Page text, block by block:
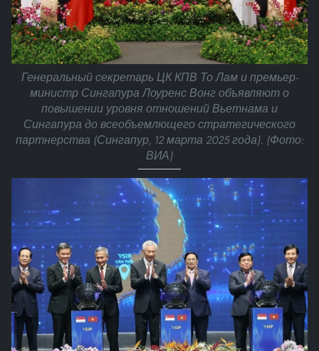
Генеральный секретарь ЦК КПВ То Лам и премьер-
министр Сингапура Лоуренс Вонг объявляют о
повышении уровня отношений Вьетнама и
Сингапура до всеобъемлющего стратегического
партнерства (Сингапур, 12 марта 2025 года). (Фото:
ВИА)